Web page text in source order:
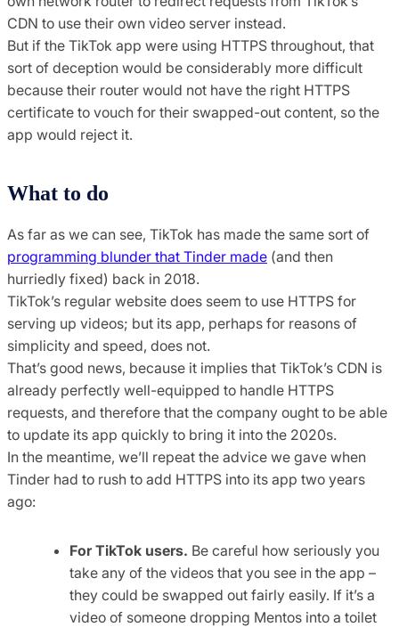
CDN to use their own video server instead.
But if the TikTok app were using HTTPS throughout, that
sort of deception would be considerably more difficult
because their router would not have the right HTTPS
certificate to vouch for their swapped-out content, so the
app would reject it.
What to do
As far as we can see, TikTok has made the same sort of
programming blunder that Tinder made (and then
hurriedly fixed) back in 2018.
TikTok’s regular website does seem to use HTTPS for
serving up videos; but its app, perhaps for reasons of
simplicity and speed, does not.
That’s good news, because it implies that TikTok’s CDN is
already perfectly well-equipped to handle HTTPS
requests, and therefore that the company ought to be able
to update its app quickly to bring it into the 2020s.
In the meantime, we’ll repeat the advice we gave when
Tinder had to rush to add HTTPS into its app two years
ago:
For TikTok users. Be careful how seriously you
take any of the videos that you see in the app –
they could be swapped out fairly easily. If it’s a
video of someone dropping Mentos into a toilet